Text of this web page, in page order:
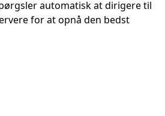
automatisk at dirigere til
for at opnå den bedst